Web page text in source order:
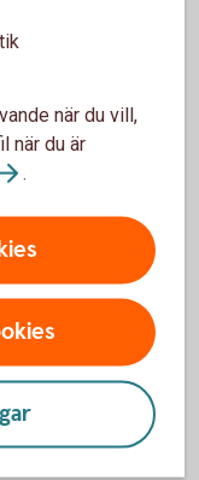
Tillbaka
när du vill,
när du är
.